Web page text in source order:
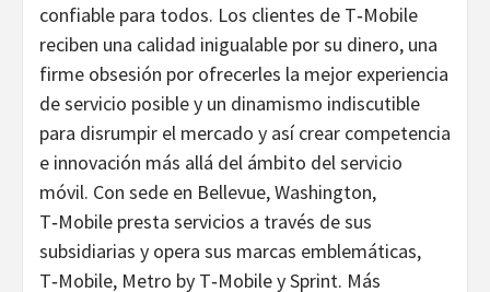
confiable para todos. Los clientes de T‑Mobile
reciben una calidad inigualable por su dinero, una
firme obsesión por ofrecerles la mejor experiencia
de servicio posible y un dinamismo indiscutible
para disrumpir el mercado y así crear competencia
e innovación más allá del ámbito del servicio
móvil. Con sede en Bellevue, Washington,
T‑Mobile presta servicios a través de sus
subsidiarias y opera sus marcas emblemáticas,
T‑Mobile, Metro by T‑Mobile y Sprint. Más